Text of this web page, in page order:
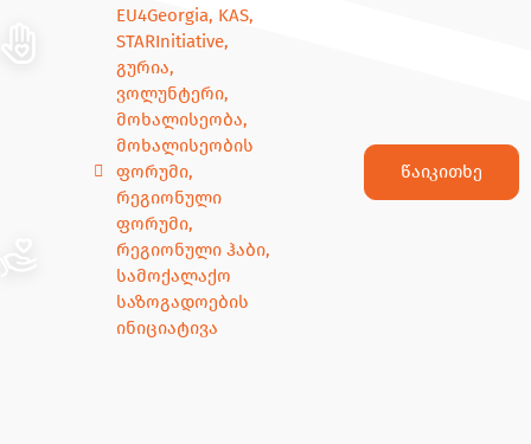
EU4Georgia, KAS,
STARInitiative,
გურია,
ვოლუნტერი,
მოხალისეობა,
მოხალისეობის
ფორუმი,
რეგიონული
ფორუმი,
რეგიონული ჰაბი,
სამოქალაქო
საზოგადოების
ინიციატივა
წაიკითხე